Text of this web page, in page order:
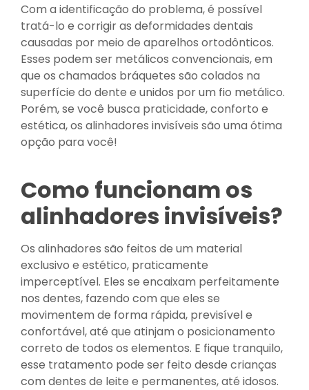
Com a identificação do problema, é possível
tratá-lo e corrigir as deformidades dentais
causadas por meio de aparelhos ortodônticos.
Esses podem ser metálicos convencionais, em
que os chamados bráquetes são colados na
superfície do dente e unidos por um fio metálico.
Porém, se você busca praticidade, conforto e
estética, os alinhadores invisíveis são uma ótima
opção para você!
Como funcionam os
alinhadores invisíveis?
Os alinhadores são feitos de um material
exclusivo e estético, praticamente
imperceptível. Eles se encaixam perfeitamente
nos dentes, fazendo com que eles se
movimentem de forma rápida, previsível e
confortável, até que atinjam o posicionamento
correto de todos os elementos. E fique tranquilo,
esse tratamento pode ser feito desde crianças
com dentes de leite e permanentes, até idosos.